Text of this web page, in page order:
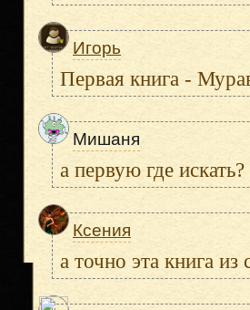
Игорь
Первая книга -
Мишаня
а первую где искать?
Ксения
а точно эта книга